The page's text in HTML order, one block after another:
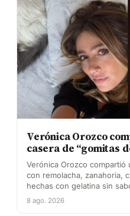
Verónica Orozco
casera de “gomitas
Verónica Orozco compartió
con remolacha, zanahoria,
hechas con gelatina sin
8 ago. 2026